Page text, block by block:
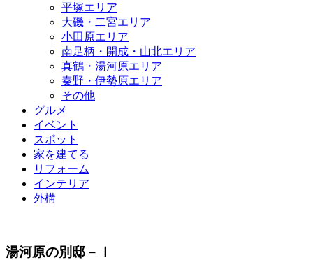
平塚エリア
大磯・二宮エリア
小田原エリア
南足柄・開成・山北エリア
真鶴・湯河原エリア
秦野・伊勢原エリア
その他
グルメ
イベント
スポット
家を建てる
リフォーム
インテリア
外構
湯河原の別邸－Ⅰ